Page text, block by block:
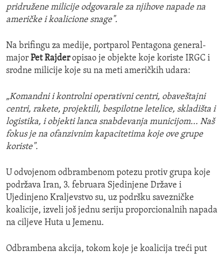
pridružene milicije odgovarale za njihove napade na
američke i koalicione snage".
Na brifingu za medije, portparol Pentagona general-
major Pet Rajderopisao je objekte koje koriste IRGC i
srodne milicije koje su na meti američkih udara:
„Komandni i kontrolni operativni centri, obaveštajni
centri, rakete, projektili, bespilotne letelice, skladišta i
logistika, i objekti lanca snabdevanja municijom... Naš
fokus je na ofanzivnim kapacitetima koje ove grupe
koriste".
U odvojenom odbrambenom potezu protiv grupa koje
podržava Iran, 3. februara Sjedinjene Države i
Ujedinjeno Kraljevstvo su, uz podršku savezničke
koalicije, izveli još jednu seriju proporcionalnih napada
na ciljeve Huta u Jemenu.
Odbrambena akcija, tokom koje je koalicija treći put